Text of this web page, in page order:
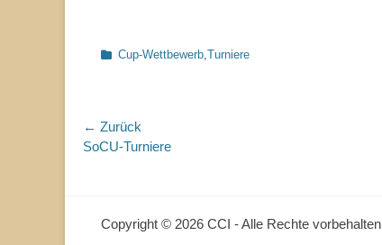
Kategorien
Cup-Wettbewerb,Turniere
Beitragsnavigation
← Zurück
Vorhergehender
SoCU-Turniere
Copyright © 2026 CCI - Alle Rechte vorbehalten